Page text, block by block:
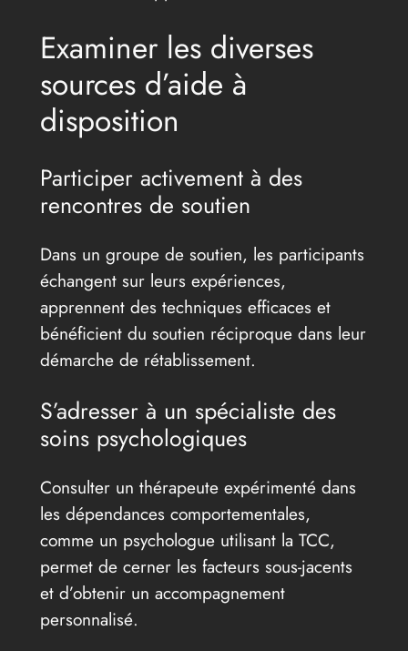
Examiner les diverses
sources d’aide à
disposition
Participer activement à des
rencontres de soutien
Dans un groupe de soutien, les participants
échangent sur leurs expériences,
apprennent des techniques efficaces et
bénéficient du soutien réciproque dans leur
démarche de rétablissement.
S’adresser à un spécialiste des
soins psychologiques
Consulter un thérapeute expérimenté dans
les dépendances comportementales,
comme un psychologue utilisant la TCC,
permet de cerner les facteurs sous-jacents
et d’obtenir un accompagnement
personnalisé.